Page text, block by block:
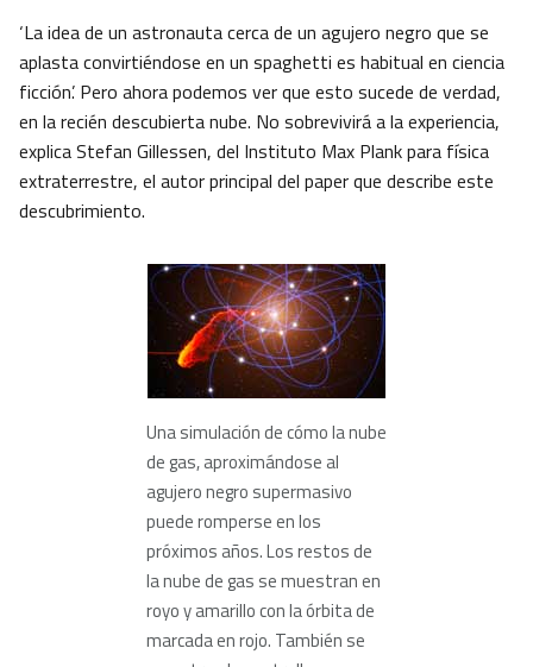
‘La idea de un astronauta cerca de un agujero negro que se
aplasta convirtiéndose en un spaghetti es habitual en ciencia
ficción’. Pero ahora podemos ver que esto sucede de verdad,
en la recién descubierta nube. No sobrevivirá a la experiencia,
explica Stefan Gillessen, del Instituto Max Plank para física
extraterrestre, el autor principal del paper que describe este
descubrimiento.
Una simulación de cómo la nube
de gas, aproximándose al
agujero negro supermasivo
puede romperse en los
próximos años. Los restos de
la nube de gas se muestran en
royo y amarillo con la órbita de
marcada en rojo. También se